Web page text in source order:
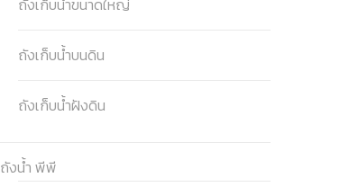
ถังเก็บน้ำขนาดใหญ่
ถังเก็บน้ำบนดิน
ถังเก็บน้ำฝังดิน
ถังน้ำ พีพี